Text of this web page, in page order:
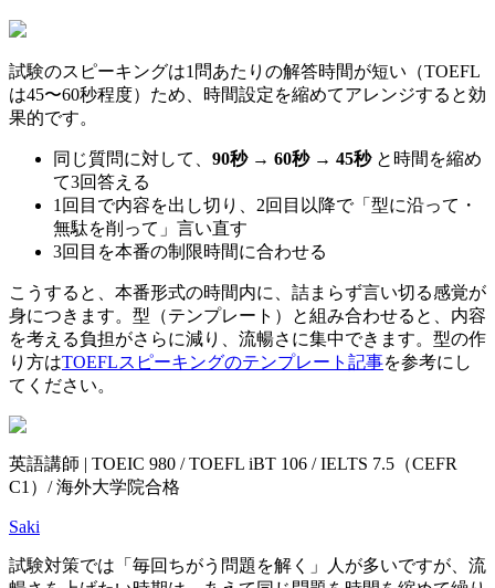
試験のスピーキングは1問あたりの解答時間が短い（TOEFL
は45〜60秒程度）ため、時間設定を縮めてアレンジすると効
果的です。
同じ質問に対して、 90秒 → 60秒 → 45秒と時間を縮め
て3回答える
1回目で内容を出し切り、2回目以降で「型に沿って・
無駄を削って」言い直す
3回目を本番の制限時間に合わせる
こうすると、本番形式の時間内に、詰まらず言い切る感覚が
身につきます。型（テンプレート）と組み合わせると、内容
を考える負担がさらに減り、流暢さに集中できます。型の作
り方はTOEFLスピーキングのテンプレート記事を参考にし
てください。
英語講師 | TOEIC 980 / TOEFL iBT 106 / IELTS 7.5（CEFR
C1）/ 海外大学院合格
Saki
試験対策では「毎回ちがう問題を解く」人が多いですが、流